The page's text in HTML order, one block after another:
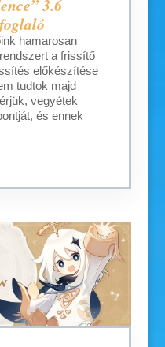
hamarosan
a frissítő
előkészítése
tudtok majd
vegyétek
és ennek